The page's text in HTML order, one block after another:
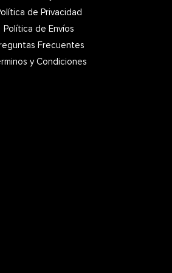
de Privacidad
Política de Envíos
Frecuentes
y Condiciones